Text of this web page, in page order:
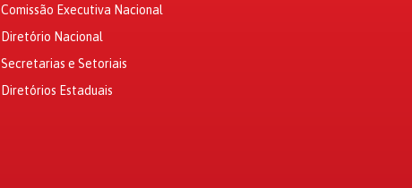
Comissão Executiva Nacional
Diretório Nacional
Secretarias e Setoriais
Diretórios Estaduais